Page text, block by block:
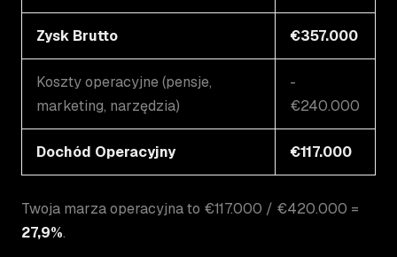
Zysk Brutto €357.000
Koszty operacyjne (pensje,
marketing, narzędzia)
-
€240.000
Dochód Operacyjny €117.000
Twoja marza operacyjna to €117.000 / €420.000 =
27,9%.